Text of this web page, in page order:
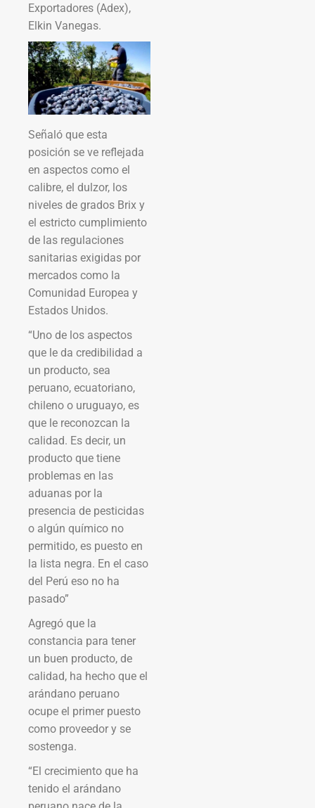
Exportadores (Adex),
Elkin Vanegas.
Señaló que esta
posición se ve reflejada
en aspectos como el
calibre, el dulzor, los
niveles de grados Brix y
el estricto cumplimiento
de las regulaciones
sanitarias exigidas por
mercados como la
Comunidad Europea y
Estados Unidos.
“Uno de los aspectos
que le da credibilidad a
un producto, sea
peruano, ecuatoriano,
chileno o uruguayo, es
que le reconozcan la
calidad. Es decir, un
producto que tiene
problemas en las
aduanas por la
presencia de pesticidas
o algún químico no
permitido, es puesto en
la lista negra. En el caso
del Perú eso no ha
pasado”
Agregó que la
constancia para tener
un buen producto, de
calidad, ha hecho que el
arándano peruano
ocupe el primer puesto
como proveedor y se
sostenga.
“El crecimiento que ha
tenido el arándano